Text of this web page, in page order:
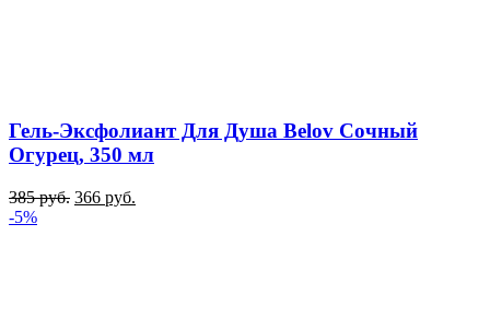
Гель-Эксфолиант Для Душа Belov Сочный
Огурец, 350 мл
385руб. 366 руб.
-5%